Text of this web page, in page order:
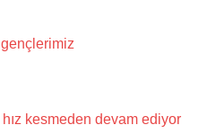
kesmeden devam ediyor